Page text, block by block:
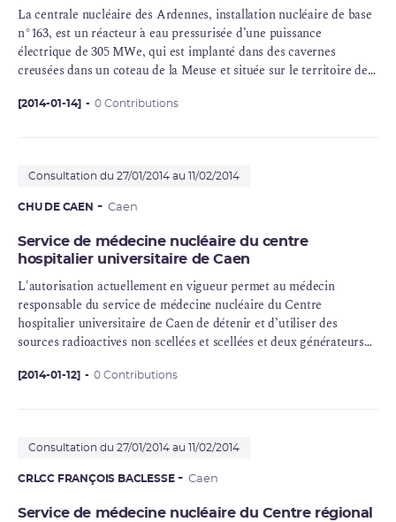
Lacentrale nucléaire des Ardennes, installation nucléaire de base
n°163, est un réacteur à eau pressurisée d’une puissance
électrique de 305 MWe, qui est implanté dans des cavernes
creusées dans un coteau de la Meuse et située sur le territoire de
n°2007-1395 du 27 septembre 2007,
[2014-01-14] 0 Contributions
Consultation du 27/01/2014 au 11/02/2014
CHU DE CAEN Caen
Service de médecine nucléaire du centre
hospitalier universitaire de Caen
L'autorisation actuellement en vigueur permet au médecin
responsable du service de médecine nucléaire du Centre
hospitalier universitaire de Caen de détenir et d’utiliser des
sources radioactives non scellées et scellées et deux générateurs
médecine nucléaire à des fins de diagnostic in vivo, de thérapie et
[2014-01-12] 0 Contributions
Consultation du 27/01/2014 au 11/02/2014
CRLCC FRANÇOIS BACLESSE Caen
Service de médecine nucléaire du Centre régional